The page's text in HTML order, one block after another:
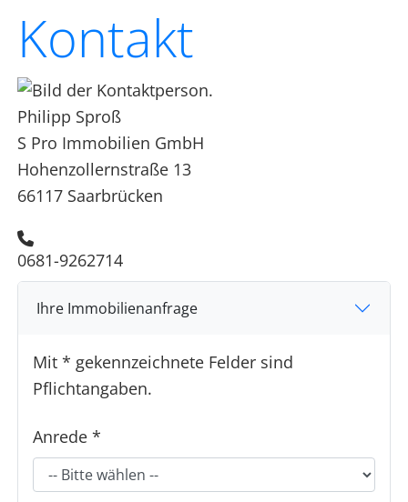
Kontakt
Philipp Sproß
S Pro Immobilien GmbH
Hohenzollernstraße 13
66117 Saarbrücken
0681-9262714
Ihre Immobilienanfrage
Mit * gekennzeichnete Felder sind
Pflichtangaben.
Anrede*